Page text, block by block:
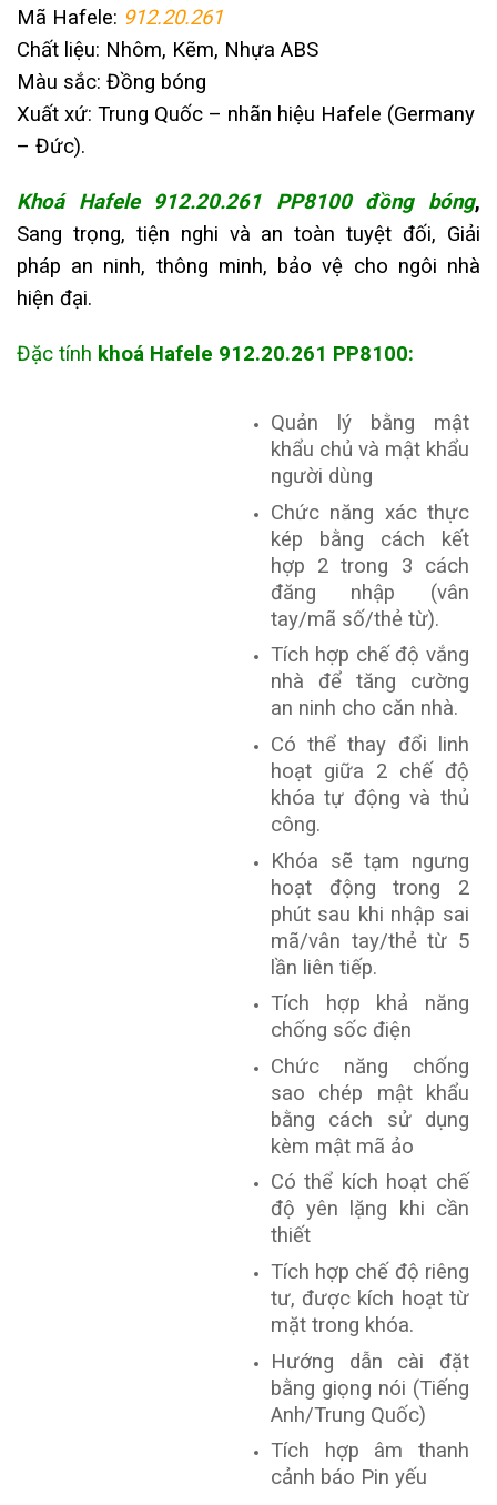
Mã Hafele: 912.20.261
Chất liệu: Nhôm, Kẽm, Nhựa ABS
Màu sắc: Đồng bóng
Xuất xứ: Trung Quốc – nhãn hiệu Hafele (Germany
– Đức).
Khoá Hafele 912.20.261 PP8100 đồng bóng,
Sang trọng, tiện nghi và an toàn tuyệt đối, Giải
pháp an ninh, thông minh, bảo vệ cho ngôi nhà
hiện đại.
Đặc tính khoá Hafele 912.20.261 PP8100:
Quản lý bằng mật
khẩu chủ và mật khẩu
người dùng
Chức năng xác thực
kép bằng cách kết
hợp 2 trong 3 cách
đăng nhập (vân
tay/mã số/thẻ từ).
Tích hợp chế độ vắng
nhà để tăng cường
an ninh cho căn nhà.
Có thể thay đổi linh
hoạt giữa 2 chế độ
khóa tự động và thủ
công.
Khóa sẽ tạm ngưng
hoạt động trong 2
phút sau khi nhập sai
mã/vân tay/thẻ từ 5
lần liên tiếp.
Tích hợp khả năng
chống sốc điện
Chức năng chống
sao chép mật khẩu
bằng cách sử dụng
kèm mật mã ảo
Có thể kích hoạt chế
độ yên lặng khi cần
thiết
Tích hợp chế độ riêng
tư, được kích hoạt từ
mặt trong khóa.
Hướng dẫn cài đặt
bằng giọng nói (Tiếng
Anh/Trung Quốc)
Tích hợp âm thanh
cảnh báo Pin yếu